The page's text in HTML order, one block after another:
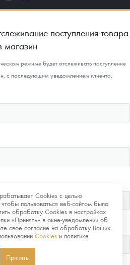
Cookies с целью
пользоваться веб-сайтом было
обработку Cookies в настройках
«Принять» в окне-уведомлении об
свое согласие на обработку Ваших
Cookies и политике
Принять
поступления товара
магазин
режиме будет отслеживать поступление
с последующим уведомлением клиента.